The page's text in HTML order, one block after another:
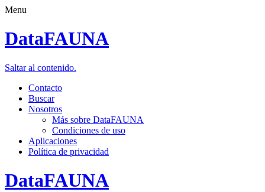
Menu
DataFAUNA
Saltar al contenido.
Contacto
Buscar
Nosotros
Más sobre DataFAUNA
Condiciones de uso
Aplicaciones
Política de privacidad
DataFAUNA